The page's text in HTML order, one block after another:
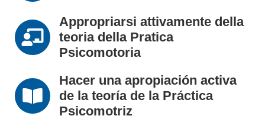
Appropriarsi attivamente della
teoria della Pratica
Psicomotoria
Hacer una apropiación activa
de la teoría de la Práctica
Psicomotriz